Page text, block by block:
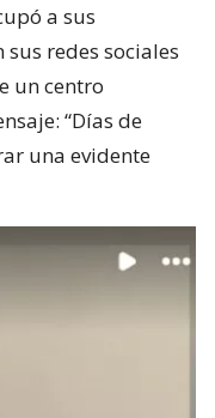
a sus
redes sociales
un centro
“Días de
una evidente